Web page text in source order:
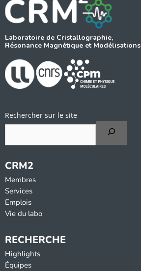
Laboratoire de Cristallographie,
Résonance Magnétique et Modélisations
Rechercher sur le site
CRM2
Membres
Services
Emplois
Vie du labo
RECHERCHE
Highlights
Équipes